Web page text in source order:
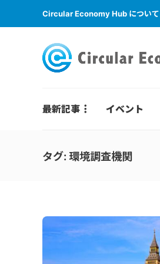
Circular Economy Hub について
最新記事 イベント
タグ: 環境調査機関